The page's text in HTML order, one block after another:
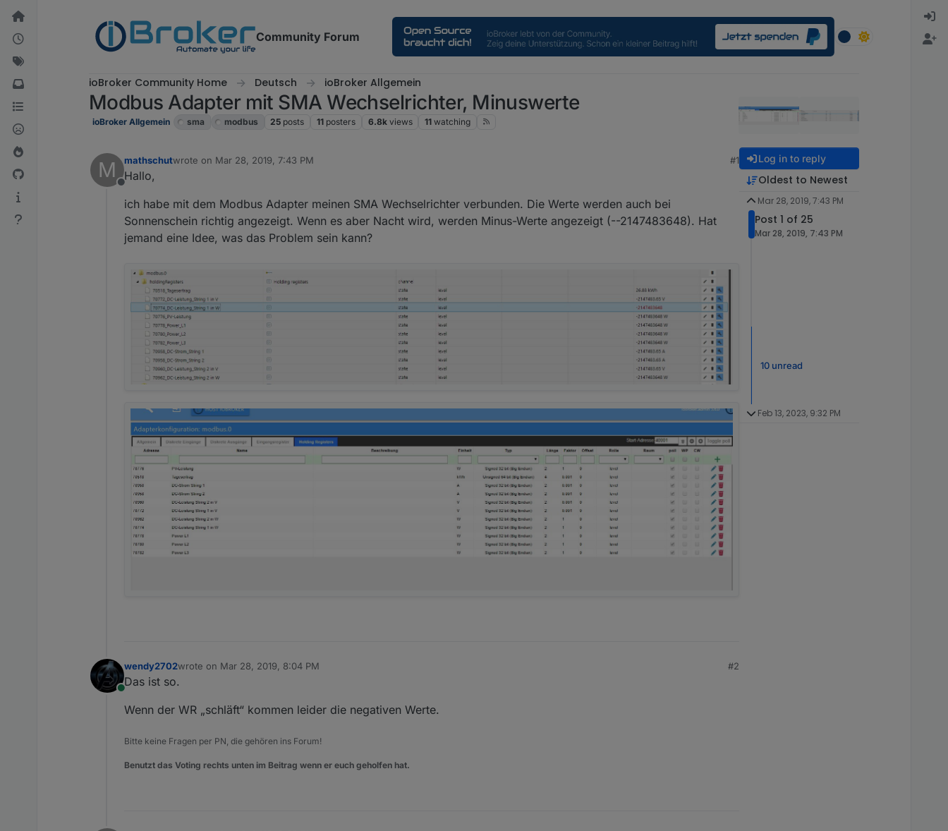
Skip to content
Community Forum
ioBroker Community Home Deutsch ioBroker Allgemein
Modbus Adapter mit SMA Wechselrichter, Minuswerte
ioBroker Allgemein sma modbus 25 posts 11 posters 6.8k views 11 watching
M
Offline
mathschutwrote on Mar 28, 2019, 7:43 PM
last edited by
#1
Hallo,
ich habe mit dem Modbus Adapter meinen SMA Wechselrichter verbunden. Die Werte werden auch bei
Sonnenschein richtig angezeigt. Wenn es aber Nacht wird, werden Minus-Werte angezeigt (--2147483648). Hat
jemand eine Idee, was das Problem sein kann?
Online
wendy2702wrote on Mar 28, 2019, 8:04 PM
last edited by
#2
Das ist so.
Wenn der WR „schläft“ kommen leider die negativen Werte.
Bitte keine Fragen per PN, die gehören ins Forum!
Benutzt das Voting rechts unten im Beitrag wenn er euch geholfen hat.
Log in to reply
Oldest to Newest
Mar 28, 2019, 7:43 PM
Post 1 of 25
Mar 28, 2019, 7:43 PM
10 unread
Feb 13, 2023, 9:32 PM